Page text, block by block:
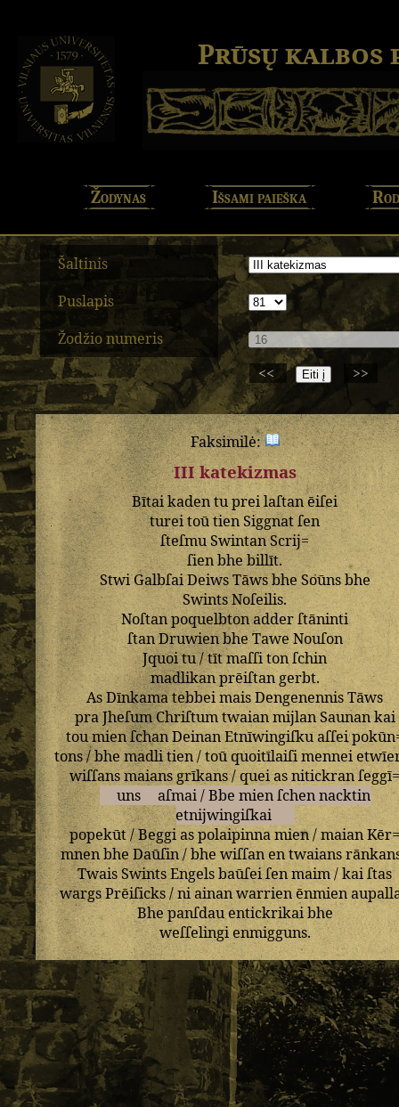
Prūsų kalbos
Žodynas Išsami paieška
Šaltinis
Puslapis
Žodžio numeris
<<
>>
Faksimilė:
III katekizmas
Bītaikaden tuprei laſtan ēiſei
tureitoūtien Siggnatſen
ſteſmuSwintanScrij=
ſien bhe billīt.
Stwi GalbſaiDeiwsTāwsbheSoūnsbhe
Swints Noſeilis.
Noſtanpoquelbton adderſtāninti
ſtanDruwienbheTaweNouſon
Jquoitu/tītmaſſitonſchin
madlikanprēiſtan gerbt.
AsDīnkamatebbeimais DengenennisTāws
praJheſumChriſtumtwaianmijlanSaunankai
toumienſchanDeinanEtnīwingiſku aſſei
tons/bhemadlitien/toūquoitīlaiſimennei
wiſſans maiansgrīkans/queias nitickran
uns
aſmai/Bbe mien ſchen nacktin
etnijwingiſkai
popekūt/Beggi aspolaipinnamien/maian
mnenbheDaūſin/bhe wiſſanentwaians
TwaisSwints Engels baūſeiſenmaim/kaiſtas
wargsPrēiſicks/niainanwarrien ēnmien
Bhepanſdauentickrikaibhe
weſſelingi enmigguns.